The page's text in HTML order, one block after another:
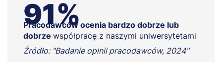
91%
Pracodawców ocenia bardzo dobrze lub
dobrze współpracę z naszymi uniwersytetami
Źródło: "Badanie opinii pracodawców, 2024"